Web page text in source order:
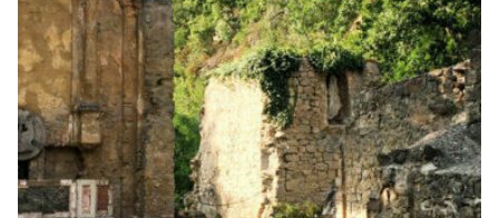
Regionen:
Schlagwörter:
Massaker